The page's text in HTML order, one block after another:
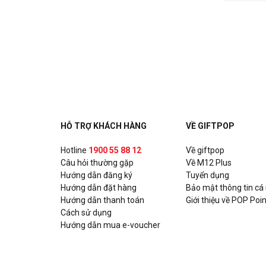
HỖ TRỢ KHÁCH HÀNG
Hotline 1900 55 88 12
Câu hỏi thường gặp
Hướng dẫn đăng ký
Hướng dẫn đặt hàng
Hướng dẫn thanh toán
Cách sử dụng
Hướng dẫn mua e-voucher
VỀ GIFTPOP
Về giftpop
Về M12 Plus
Tuyển dụng
Bảo mật thông tin cá
Giới thiệu về POP